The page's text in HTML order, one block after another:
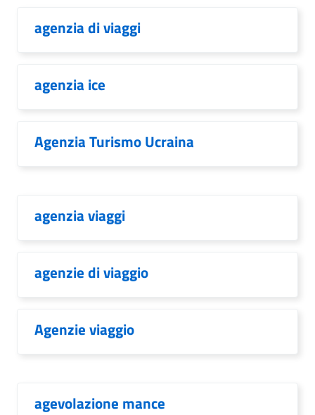
agenzia di viaggi
agenzia ice
Agenzia Turismo Ucraina
agenzia viaggi
agenzie di viaggio
Agenzie viaggio
agevolazione mance